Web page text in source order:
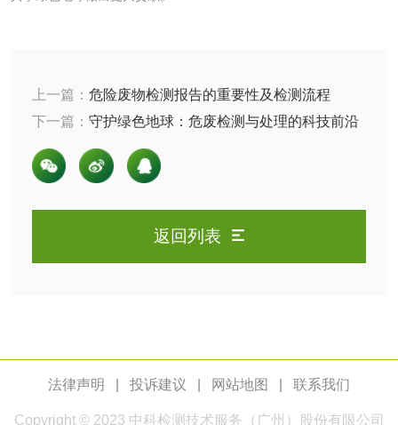
上一篇： 危险废物检测报告的重要性及检测流程
下一篇： 守护绿色地球：危废检测与处理的科技前沿
返回列表
法律声明 投诉建议 网站地图 联系我们
Copyright © 2023 中科检测 技术服务（广州）股份有限公司
电厂水处理活性炭
检测
农药肥料
肥料检测
化肥检测 微生物菌剂检测
有机肥检测 钾肥检测
乳酸钠检测 消泡剂检测